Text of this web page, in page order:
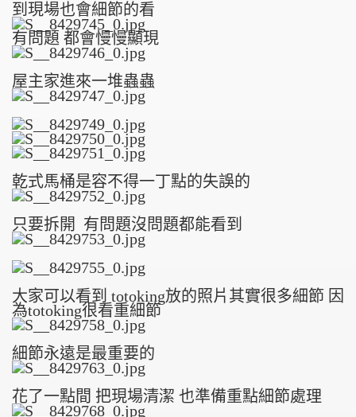
到現場也會細節的看
有問題 都會慢慢顯現
屋主家進來一堆蟲蟲
乾式馬桶是容不得一丁點的失誤的
只要拆開 有問題沒問題都能看到
大家可以看到 totoking放的照片其實很多細節 因
為totoking很看重細節
細節永遠是最重要的
花了一點間 把現場清潔 也準備重點細節處理